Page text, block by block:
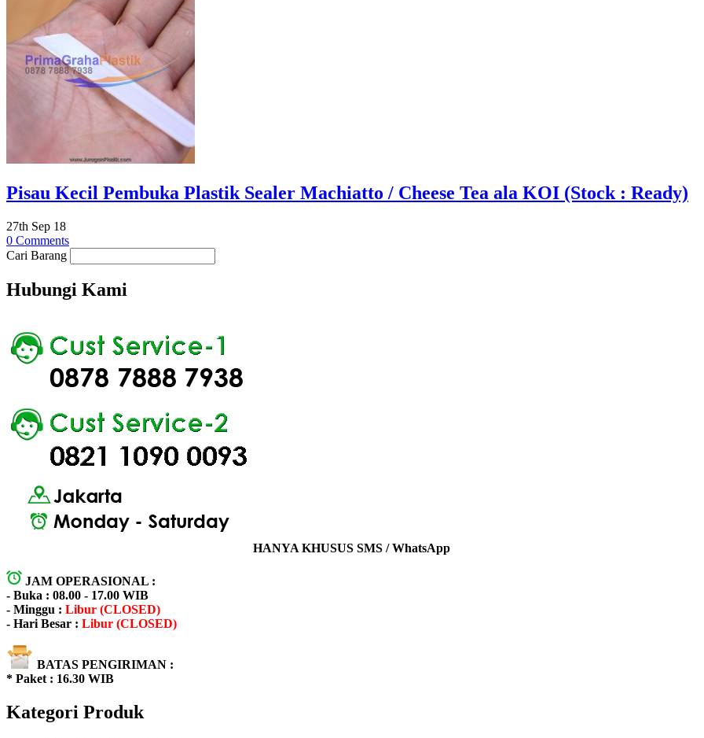
Pisau Kecil Pembuka Plastik Sealer Machiatto / Cheese Tea ala KOI (Stock : Ready)
27th Sep 18
0 Comments
Cari Barang
Hubungi Kami
HANYA KHUSUS SMS / WhatsApp
JAM OPERASIONAL :
- Buka : 08.00 - 17.00 WIB
- Minggu : Libur (CLOSED)
- Hari Besar : Libur (CLOSED)
BATAS PENGIRIMAN :
* Paket : 16.30 WIB
Kategori Produk